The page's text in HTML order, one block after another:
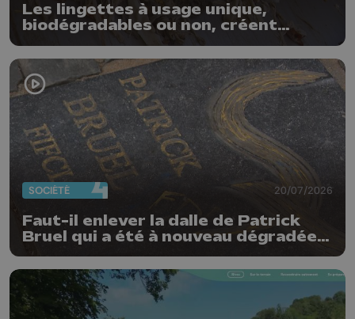
Les lingettes à usage unique,
biodégradables ou non, créent
quotidiennement des bouchons
dans nos stations d'épuration
SOCIÉTÉ 20/07/2026
Faut-il enlever la dalle de Patrick
Bruel qui a été à nouveau dégradée ?
"Nos ouvriers sont en vacances"